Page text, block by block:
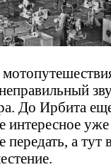
До Ирбита
интересное
передать, а тут